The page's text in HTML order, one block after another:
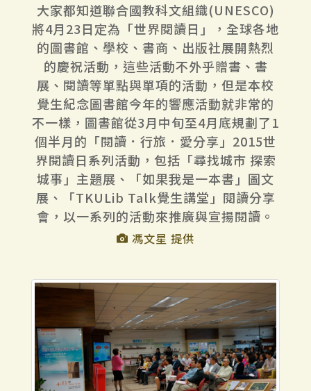
大家都知道聯合國教科文組織(UNESCO)
將4月23日定為「世界閱讀日」，全球各地
的圖書館、學校、書商、出版社展開熱烈
的慶祝活動，這些活動不外乎贈書、書
展、閱讀等單點與單項的活動，但是本校
覺生紀念圖書館今年的響應活動就非常的
不一樣，圖書館從3月中旬至4月底規劃了1
個半月的「閱讀．行旅．愛分享」2015世
界閱讀日系列活動，包括「尋找城市 探索
城事」主題展、「如果我是一本書」圖文
展、「TKULib Talk覺生講堂」閱讀分享
會，以一系列的活動來推廣與宣揚閱讀。
馮文星 提供